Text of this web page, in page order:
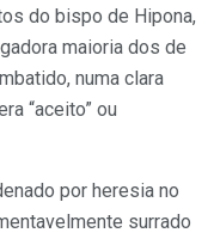
do bispo de Hipona,
maioria dos de
numa clara
“aceito” ou
por heresia no
surrado